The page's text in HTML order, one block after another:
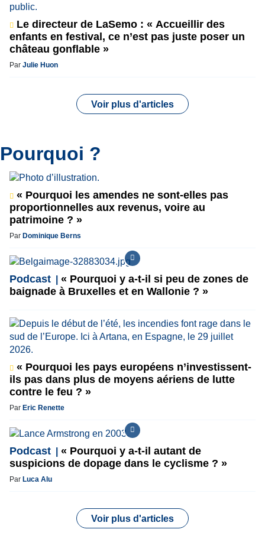
Le directeur de LaSemo : « Accueillir des
enfants en festival, ce n’est pas juste poser un
château gonflable »
Par Julie Huon
Voir plus d'articles
Pourquoi ?
« Pourquoi les amendes ne sont-elles pas
proportionnelles aux revenus, voire au
patrimoine ? »
Par Dominique Berns
Podcast
« Pourquoi y a-t-il si peu de zones de
baignade à Bruxelles et en Wallonie ? »
« Pourquoi les pays européens n’investissent-
ils pas dans plus de moyens aériens de lutte
contre le feu ? »
Par Eric Renette
Podcast
« Pourquoi y a-t-il autant de
suspicions de dopage dans le cyclisme ? »
Par Luca Alu
Voir plus d'articles